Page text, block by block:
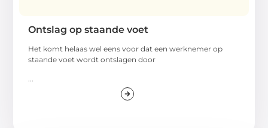
Ontslag op staande voet
Het komt helaas wel eens voor dat een werknemer op
staande voet wordt ontslagen door
...